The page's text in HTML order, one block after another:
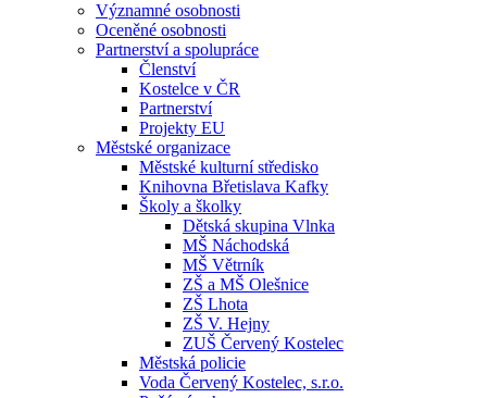
Významné osobnosti
Oceněné osobnosti
Partnerství a spolupráce
Členství
Kostelce v ČR
Partnerství
Projekty EU
Městské organizace
Městské kulturní středisko
Knihovna Břetislava Kafky
Školy a školky
Dětská skupina Vlnka
MŠ Náchodská
MŠ Větrník
ZŠ a MŠ Olešnice
ZŠ Lhota
ZŠ V. Hejny
ZUŠ Červený Kostelec
Městská policie
Voda Červený Kostelec, s.r.o.